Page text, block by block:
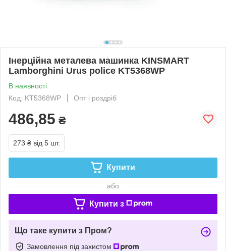
Інерційна металева машинка KINSMART
Lamborghini Urus police KT5368WP
В наявності
Код: KT5368WP
Опт і роздріб
486,85 ₴
273 ₴ від 5 шт.
Купити
або
Купити з
Що таке купити з Пром?
Замовлення під захистом